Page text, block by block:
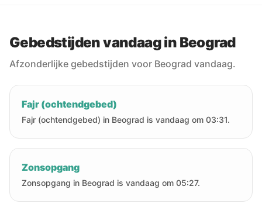
Gebedstijden vandaag in Beograd
Afzonderlijke gebedstijden voor Beograd vandaag.
Fajr (ochtendgebed)
Fajr (ochtendgebed) in Beograd is vandaag om 03:31.
Zonsopgang
Zonsopgang in Beograd is vandaag om 05:27.